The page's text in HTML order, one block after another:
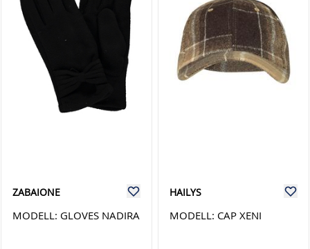
ZABAIONE
MODELL: GLOVES NADIRA
HAILYS
MODELL: CAP XENI